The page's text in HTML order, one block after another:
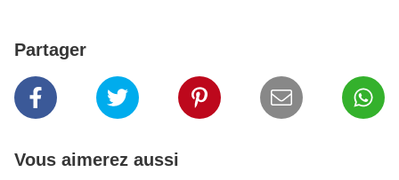
Partager
Vous aimerez aussi